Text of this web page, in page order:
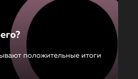
положительные итоги